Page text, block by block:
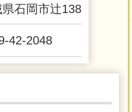
石岡市辻138
42-2048